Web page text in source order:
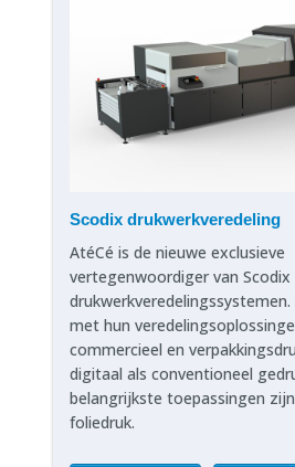
Scodix drukwerkveredeling
AtéCé is de nieuwe exclusieve
vertegenwoordiger van Scodix
met hun
commercieel en
digitaal als conventioneel
belangrijkste toepassingen
foliedruk.